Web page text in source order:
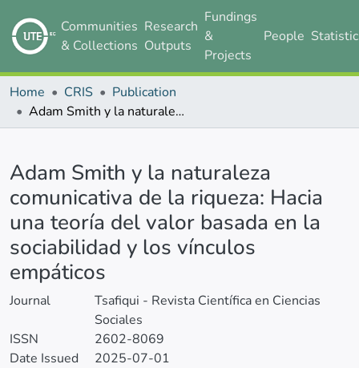
Communities
& Collections
Research
Outputs
Fundings
&
Projects
People
Home CRIS
Publication
Adam Smith y la naturaleza comunicativa de la riqueza: Hacia una teoría del valor basada en la sociabilidad y los vínculos empáticos
Adam Smith y la naturaleza
comunicativa de la riqueza: Hacia
una teoría del valor basada en la
sociabilidad y los vínculos
empáticos
Journal
Tsafiqui - Revista Científica en Ciencias
Sociales
ISSN
2602-8069
Date Issued
2025-07-01